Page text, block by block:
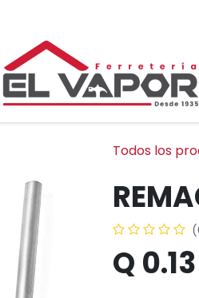
Todos los
Q 0.13